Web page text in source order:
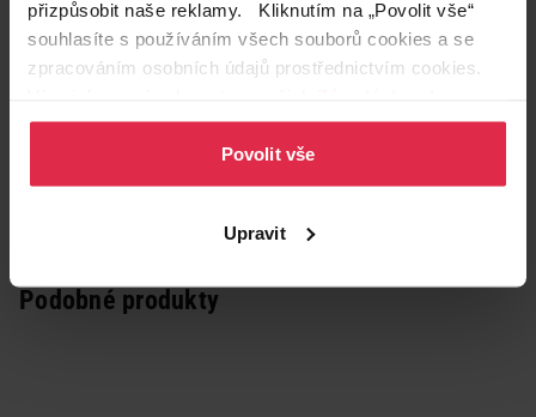
přizpůsobit naše reklamy. Kliknutím na „Povolit vše“
souhlasíte s používáním všech souborů cookies a se
zpracováním osobních údajů prostřednictvím cookies.
osobních údajů.
Povolit vše
Upravit
Podobné produkty